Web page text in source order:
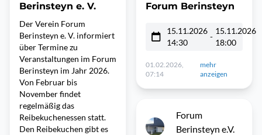
Berinsteyn e. V.
Der Verein Forum
Berinsteyn e. V. informiert
über Termine zu
Veranstaltungen im Forum
Berinsteyn im Jahr 2026.
Von Februar bis
November findet
regelmäßig das
Reibekuchenessen statt.
Den Reibekuchen gibt es
Forum Berinsteyn
15.11.2026
14:30
-
15.11.2026
18:00
01.02.2026,
07:14
mehr
anzeigen
Forum
Berinsteyn e.V.